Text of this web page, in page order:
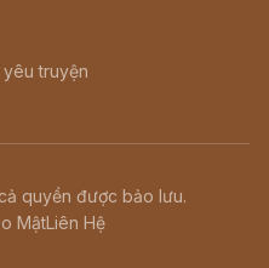
truyện
quyền được bảo lưu.
MậtLiên Hệ